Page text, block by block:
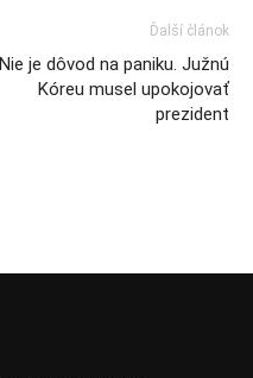
Ďalší článok
Nie je dôvod na paniku. Južnú
Kóreu musel upokojovať
prezident